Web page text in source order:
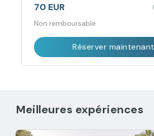
70 EUR
Non remboursable
Réserver maintenant
Meilleures expériences